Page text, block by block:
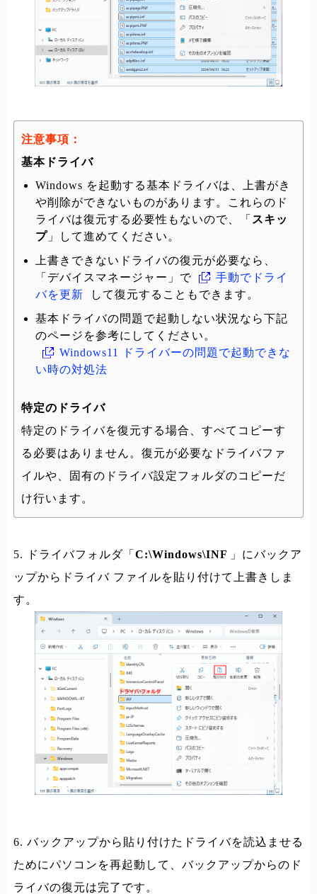
注意事項：
基本ドライバ
Windows を起動する基本ドライバは、上書がき
や削除ができないものがあります。これらのド
ライバは復元する必要性もないので、「 スキッ
プ」して進めてください。
上書きできないドライバの復元が必要なら、
「デバイスマネージャー」で
手動でドライ
バを更新
して復元することもできます。
基本ドライバの問題で起動しない状況なら下記
のページを参考にしてください。
Windows11 ドライバーの問題で起動できな
い時の対処法
特定のドライバ
特定のドライバを復元する場合、すべてコピーす
る必要はありません。復元が必要なドライバファ
イルや、固有のドライバ設定フォルダのコピーだ
け行います。
5. ドライバフォルダ「 C:\Windows\INF 」にバックア
ップからドライバ ファイルを貼り付けて上書きしま
す。
6. バックアップから貼り付けたドライバを読込ませる
ためにパソコンを再起動して、バックアップからのド
ライバの復元は完了です。